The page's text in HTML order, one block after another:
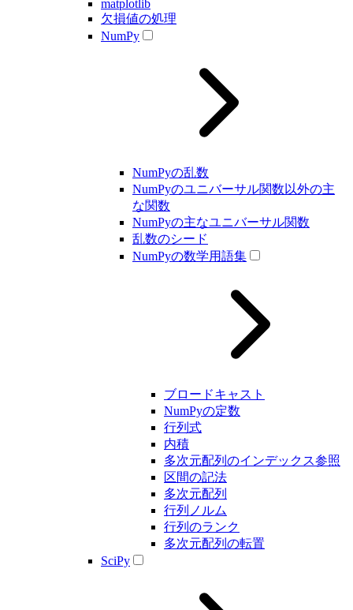
matplotlib
欠損値の処理
NumPy
NumPyの乱数
NumPyのユニバーサル関数以外の主
な関数
NumPyの主なユニバーサル関数
乱数のシード
NumPyの数学用語集
ブロードキャスト
NumPyの定数
行列式
内積
多次元配列のインデックス参照
区間の記法
多次元配列
行列ノルム
行列のランク
多次元配列の転置
SciPy